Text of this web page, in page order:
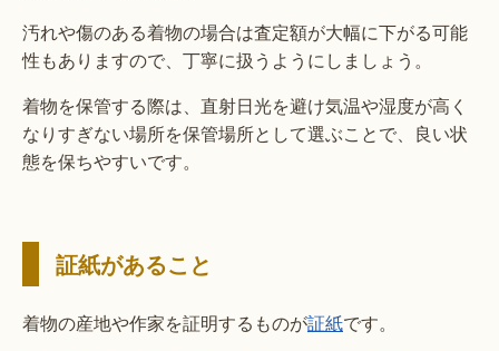
汚れや傷のある着物の場合は査定額が大幅に下がる可能
性もありますので、丁寧に扱うようにしましょう。
着物を保管する際は、直射日光を避け気温や湿度が高く
なりすぎない場所を保管場所として選ぶことで、良い状
態を保ちやすいです。
証紙があること
着物の産地や作家を証明するものが証紙です。